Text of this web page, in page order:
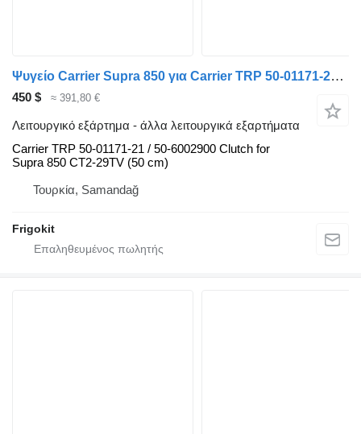
Ψυγείο Carrier Supra 850 για Carrier TRP 50-01171-21 / 50-6002900 Clutch – Aftermarket | for Supra 850 CT2-29TV (50 cm) Carrier Carrier
450 $ ≈ 391,80 €
Λειτουργικό εξάρτημα - άλλα λειτουργικά εξαρτήματα
Carrier TRP 50-01171-21 / 50-6002900 Clutch for
Supra 850 CT2-29TV (50 cm)
Τουρκία, Samandağ
Frigokit